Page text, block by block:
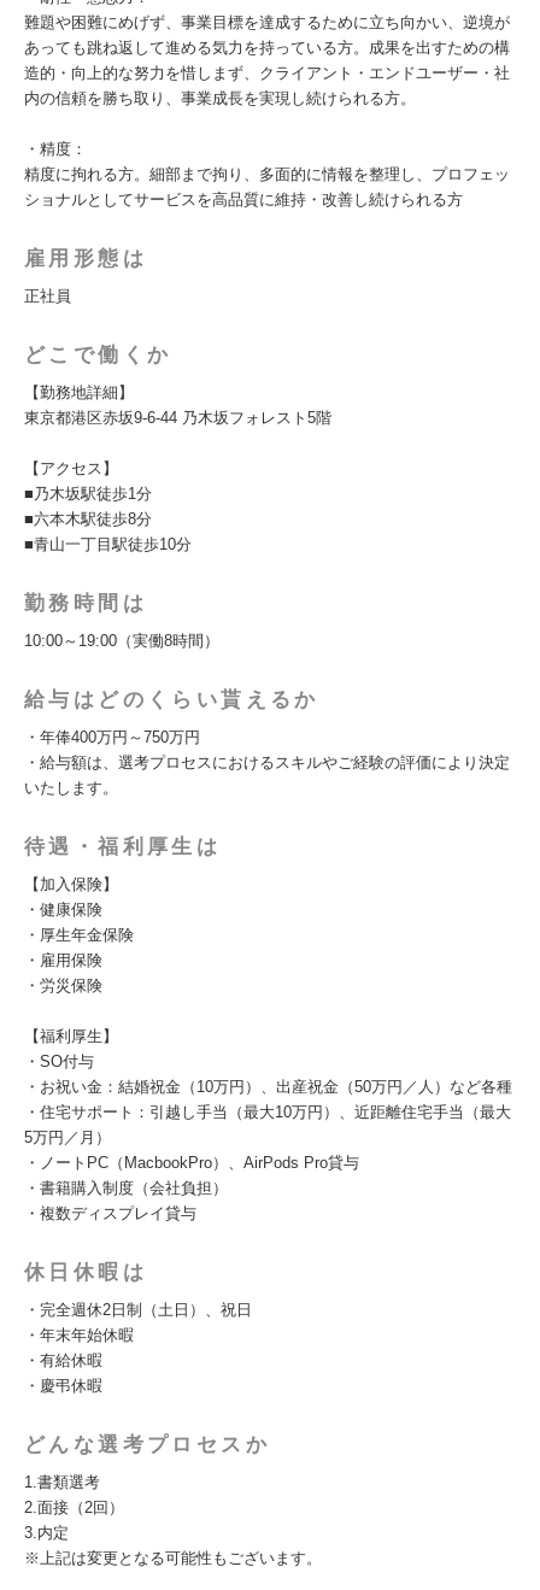
難題や困難にめげず、事業目標を達成するために立ち向かい、逆境が
あっても跳ね返して進める気力を持っている方。成果を出すための構
造的・向上的な努力を惜しまず、クライアント・エンドユーザー・社
内の信頼を勝ち取り、事業成長を実現し続けられる方。
・精度：
精度に拘れる方。細部まで拘り、多面的に情報を整理し、プロフェッ
ショナルとしてサービスを高品質に維持・改善し続けられる方
雇用形態は
正社員
どこで働くか
【勤務地詳細】
東京都港区赤坂9-6-44 乃木坂フォレスト5階
【アクセス】
■乃木坂駅徒歩1分
■六本木駅徒歩8分
■青山一丁目駅徒歩10分
勤務時間は
10:00～19:00（実働8時間）
給与はどのくらい貰えるか
・年俸400万円～750万円
・給与額は、選考プロセスにおけるスキルやご経験の評価により決定
いたします。
待遇・福利厚生は
【加入保険】
・健康保険
・厚生年金保険
・雇用保険
・労災保険
【福利厚生】
・SO付与
・お祝い金：結婚祝金（10万円）、出産祝金（50万円／人）など各種
・住宅サポート：引越し手当（最大10万円）、近距離住宅手当（最大
5万円／月）
・ノートPC（MacbookPro）、AirPods Pro貸与
・書籍購入制度（会社負担）
・複数ディスプレイ貸与
休日休暇は
・完全週休2日制（土日）、祝日
・年末年始休暇
・有給休暇
・慶弔休暇
どんな選考プロセスか
1.書類選考
2.面接（2回）
3.内定
※上記は変更となる可能性もございます。